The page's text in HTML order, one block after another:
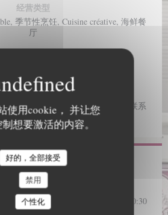
使用cookie， 并让您
想要激活的内容。
好的，全部接受
禁用
个性化
经营类型
季节性烹饪, Cuisine créative, 海鲜餐
厅
支付方式
有联系, Apple Pay, Paiement Sans联系
达卡, 大师, 签证, 现金, 借记卡
营业时间
19:00 - 20:30